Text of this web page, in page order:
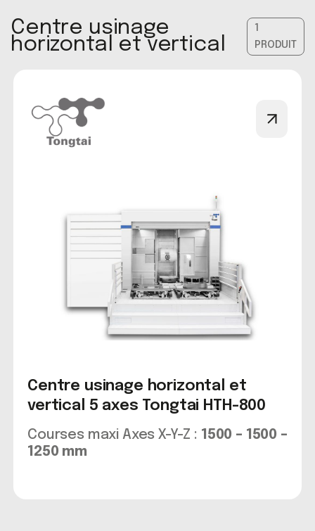
Centre usinage
horizontal et vertical
1
PRODUIT
Centre usinage horizontal et
vertical 5 axes Tongtai HTH-800
Courses maxi Axes X-Y-Z : 1500 – 1500 –
1250 mm